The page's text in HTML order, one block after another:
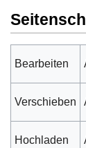
Bearbeiten
Verschieben
Hochladen